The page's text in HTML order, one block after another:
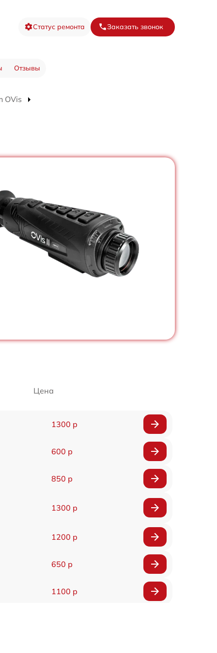
Статус ремонта Заказать звонок
Отзывы
OVis
Цена
1300 р
600 р
850 р
1300 р
1200 р
650 р
1100 р